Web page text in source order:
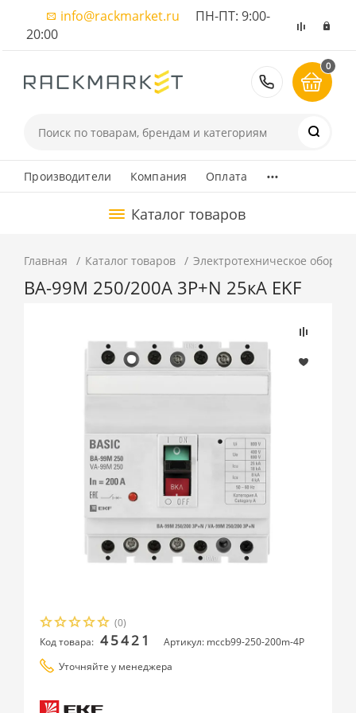
info@rackmarket.ru ПН-ПТ: 9:00-
20:00
8 (495)
0
Производители Компания Оплата ...
Каталог товаров
Главная Каталог товаров Электротехническое
ВА-99М 250/200А 3P+N 25кА EKF
(0)
Код товара: 45421
Артикул: mccb99-250-200m-4P
Уточняйте у менеджера